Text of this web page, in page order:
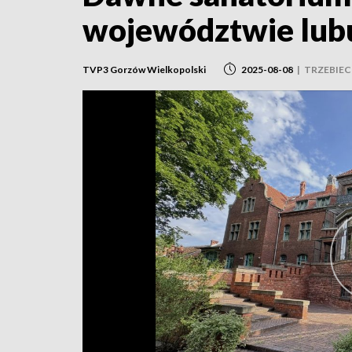
województwie
TVP3 Gorzów Wielkopolski 2025-08-08 |